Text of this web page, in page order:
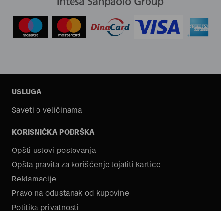
USLUGA
Saveti o veličinama
KORISNIČKA PODRŠKA
Opšti uslovi poslovanja
Opšta pravila za korišćenje lojaliti kartice
Reklamacije
Pravo na odustanak od kupovine
Politika privatnosti